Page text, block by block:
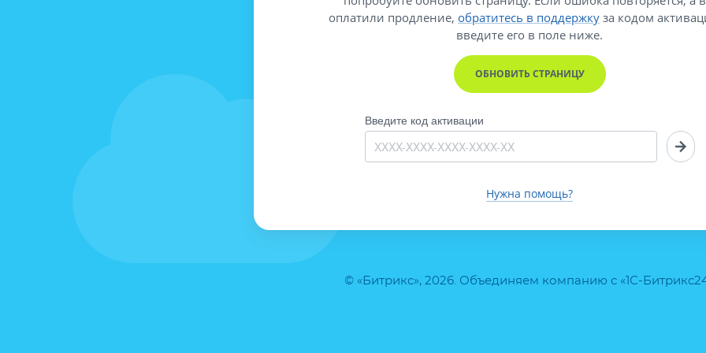
© «Битрикс», 2026. Объединяем компанию с «1С-
оплатили продление, обратитесь в поддержку за кодом
введите его в поле ниже.
ОБНОВИТЬ СТРАНИЦУ
Введите код активации
Нужна помощь?